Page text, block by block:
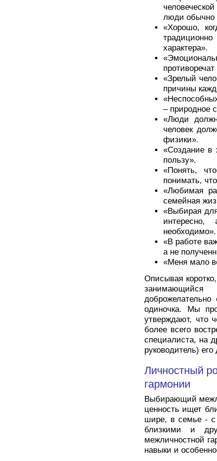
люди обычно
«Хорошо,
характера».
«Зрелый
причины
– природное
«Люди
человек
физики».
«Создание в
пользу».
«Понять,
понимать,
«Любимая
семейная
«Выбирая
необходимо».
«В работе
а не
«Меня мало
Описывая
одиночка. Мы
утверждают, что
более всего
специалиста, на
руководитель)
Личностный
гармонии
Выбирающий
ценность ищет
шире, в семье - с
близкими и
межличностной
навыки и